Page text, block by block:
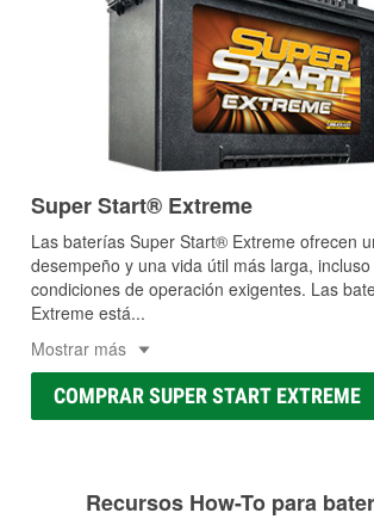
Super Start® Extreme
Las baterías Super Start® Extreme ofrecen
desempeño y una vida útil más larga, incluso
condiciones de operación exigentes. Las
Extreme está...
Mostrar más
COMPRAR SUPER START EXTREME
Recursos How-To para